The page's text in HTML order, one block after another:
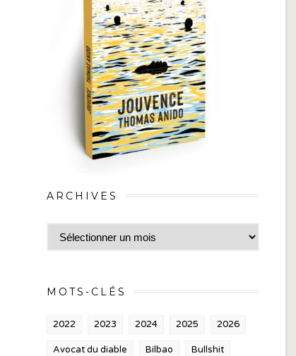
ARCHIVES
Archives
MOTS-CLÉS
2022 2023 2024 2025 2026
Avocat du diable Bilbao Bullshit